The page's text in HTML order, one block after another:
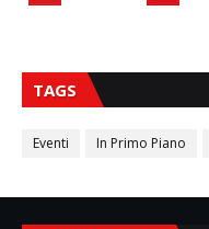
TAGS
Eventi In Primo Piano